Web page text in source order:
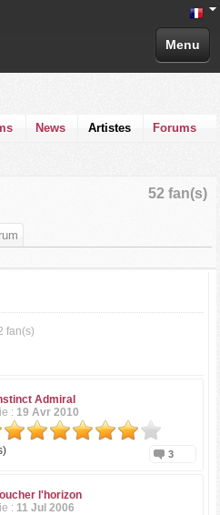
Menu
News Artistes Forums
52 fan(s)
fan(s)
Admiral
: 19 Avr 2010
3
l'horizon
: 11 Jul 2006